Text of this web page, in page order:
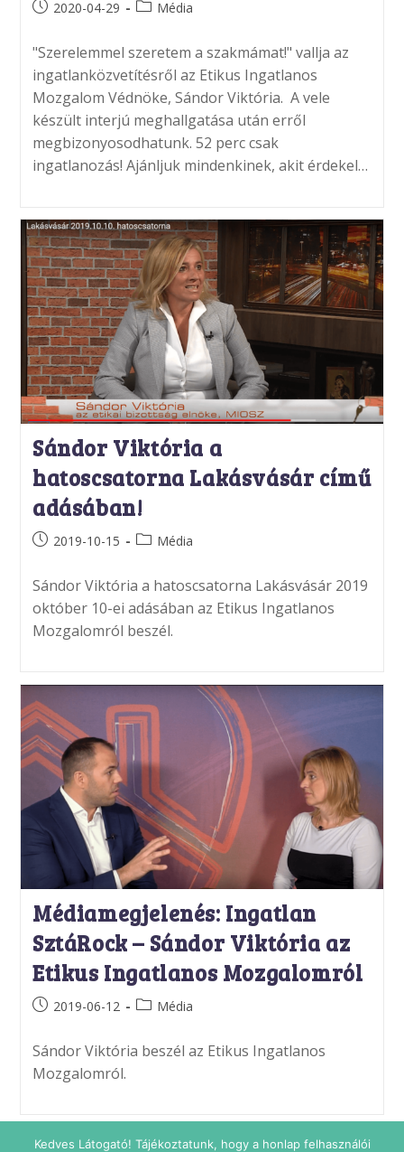
Post2020-04-29
PostMédia
"Szerelemmel szeretem a szakmámat!" vallja az
ingatlanközvetítésről az Etikus Ingatlanos
Mozgalom Védnöke, Sándor Viktória. A vele
készült interjú meghallgatása után erről
megbizonyosodhatunk. 52 perc csak
ingatlanozás! Ajánljuk mindenkinek, akit érdekel…
Sándor Viktória a
hatoscsatorna Lakásvásár című
adásában!
Post2019-10-15
PostMédia
Sándor Viktória a hatoscsatorna Lakásvásár 2019
október 10-ei adásában az Etikus Ingatlanos
Mozgalomról beszél.
Médiamegjelenés: Ingatlan
SztáRock – Sándor Viktória az
Etikus Ingatlanos Mozgalomról
Post2019-06-12
PostMédia
Sándor Viktória beszél az Etikus Ingatlanos
Mozgalomról.
Kedves Látogató! Tájékoztatunk, hogy a honlap felhasználói